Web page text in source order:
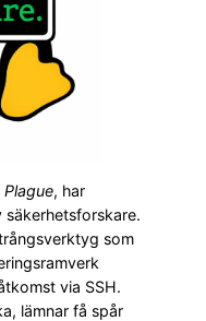
Plague, har
säkerhetsforskare.
som
via SSH.
lämnar få spår